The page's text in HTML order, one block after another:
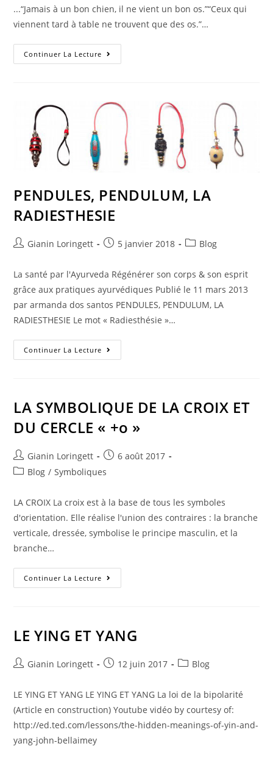
...“Jamais à un bon chien, il ne vient un bon os.”“Ceux qui
viennent tard à table ne trouvent que des os.”…
Continuer La Lecture
PENDULES, PENDULUM, LA
RADIESTHESIE
Gianin Loringett 5 janvier 2018 Blog
La santé par l'Ayurveda Régénérer son corps & son esprit
grâce aux pratiques ayurvédiques Publié le 11 mars 2013
par armanda dos santos PENDULES, PENDULUM, LA
RADIESTHESIE Le mot « Radiesthésie »…
Continuer La Lecture
LA SYMBOLIQUE DE LA CROIX ET
DU CERCLE « +o »
Gianin Loringett
6 août 2017
Blog / Symboliques
LA CROIX La croix est à la base de tous les symboles
d'orientation. Elle réalise l'union des contraires : la branche
verticale, dressée, symbolise le principe masculin, et la
branche…
Continuer La Lecture
LE YING ET YANG
Gianin Loringett 12 juin 2017 Blog
LE YING ET YANG LE YING ET YANG La loi de la bipolarité
(Article en construction) Youtube vidéo by courtesy of:
http://ed.ted.com/lessons/the-hidden-meanings-of-yin-and-
yang-john-bellaimey